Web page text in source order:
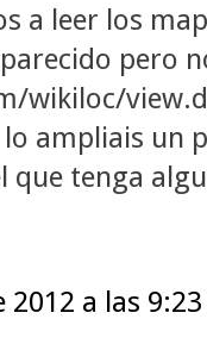
a leer los
pero
wikiloc/
lo ampliais un
que tenga
2012 a las 9:23